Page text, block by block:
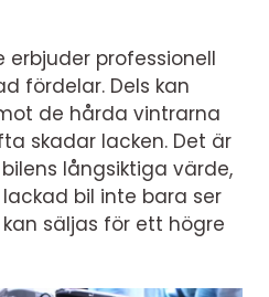
erbjuder professionell
fördelar. Dels kan
de hårda vintrarna
skadar lacken. Det är
långsiktiga värde,
bil inte bara ser
säljas för ett högre